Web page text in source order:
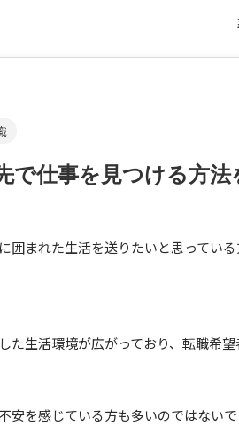
で仕事を見つける方法
囲まれた生活を送りたいと思ってい
生活環境が広がっており、転職希望
安を感じている方も多いのではないで